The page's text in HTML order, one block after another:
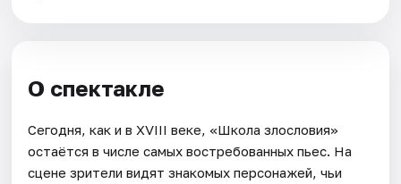
О спектакле
Сегодня, как и в XVIII веке, «Школа злословия»
остаётся в числе самых востребованных пьес. На
сцене зрители видят знакомых персонажей, чьи